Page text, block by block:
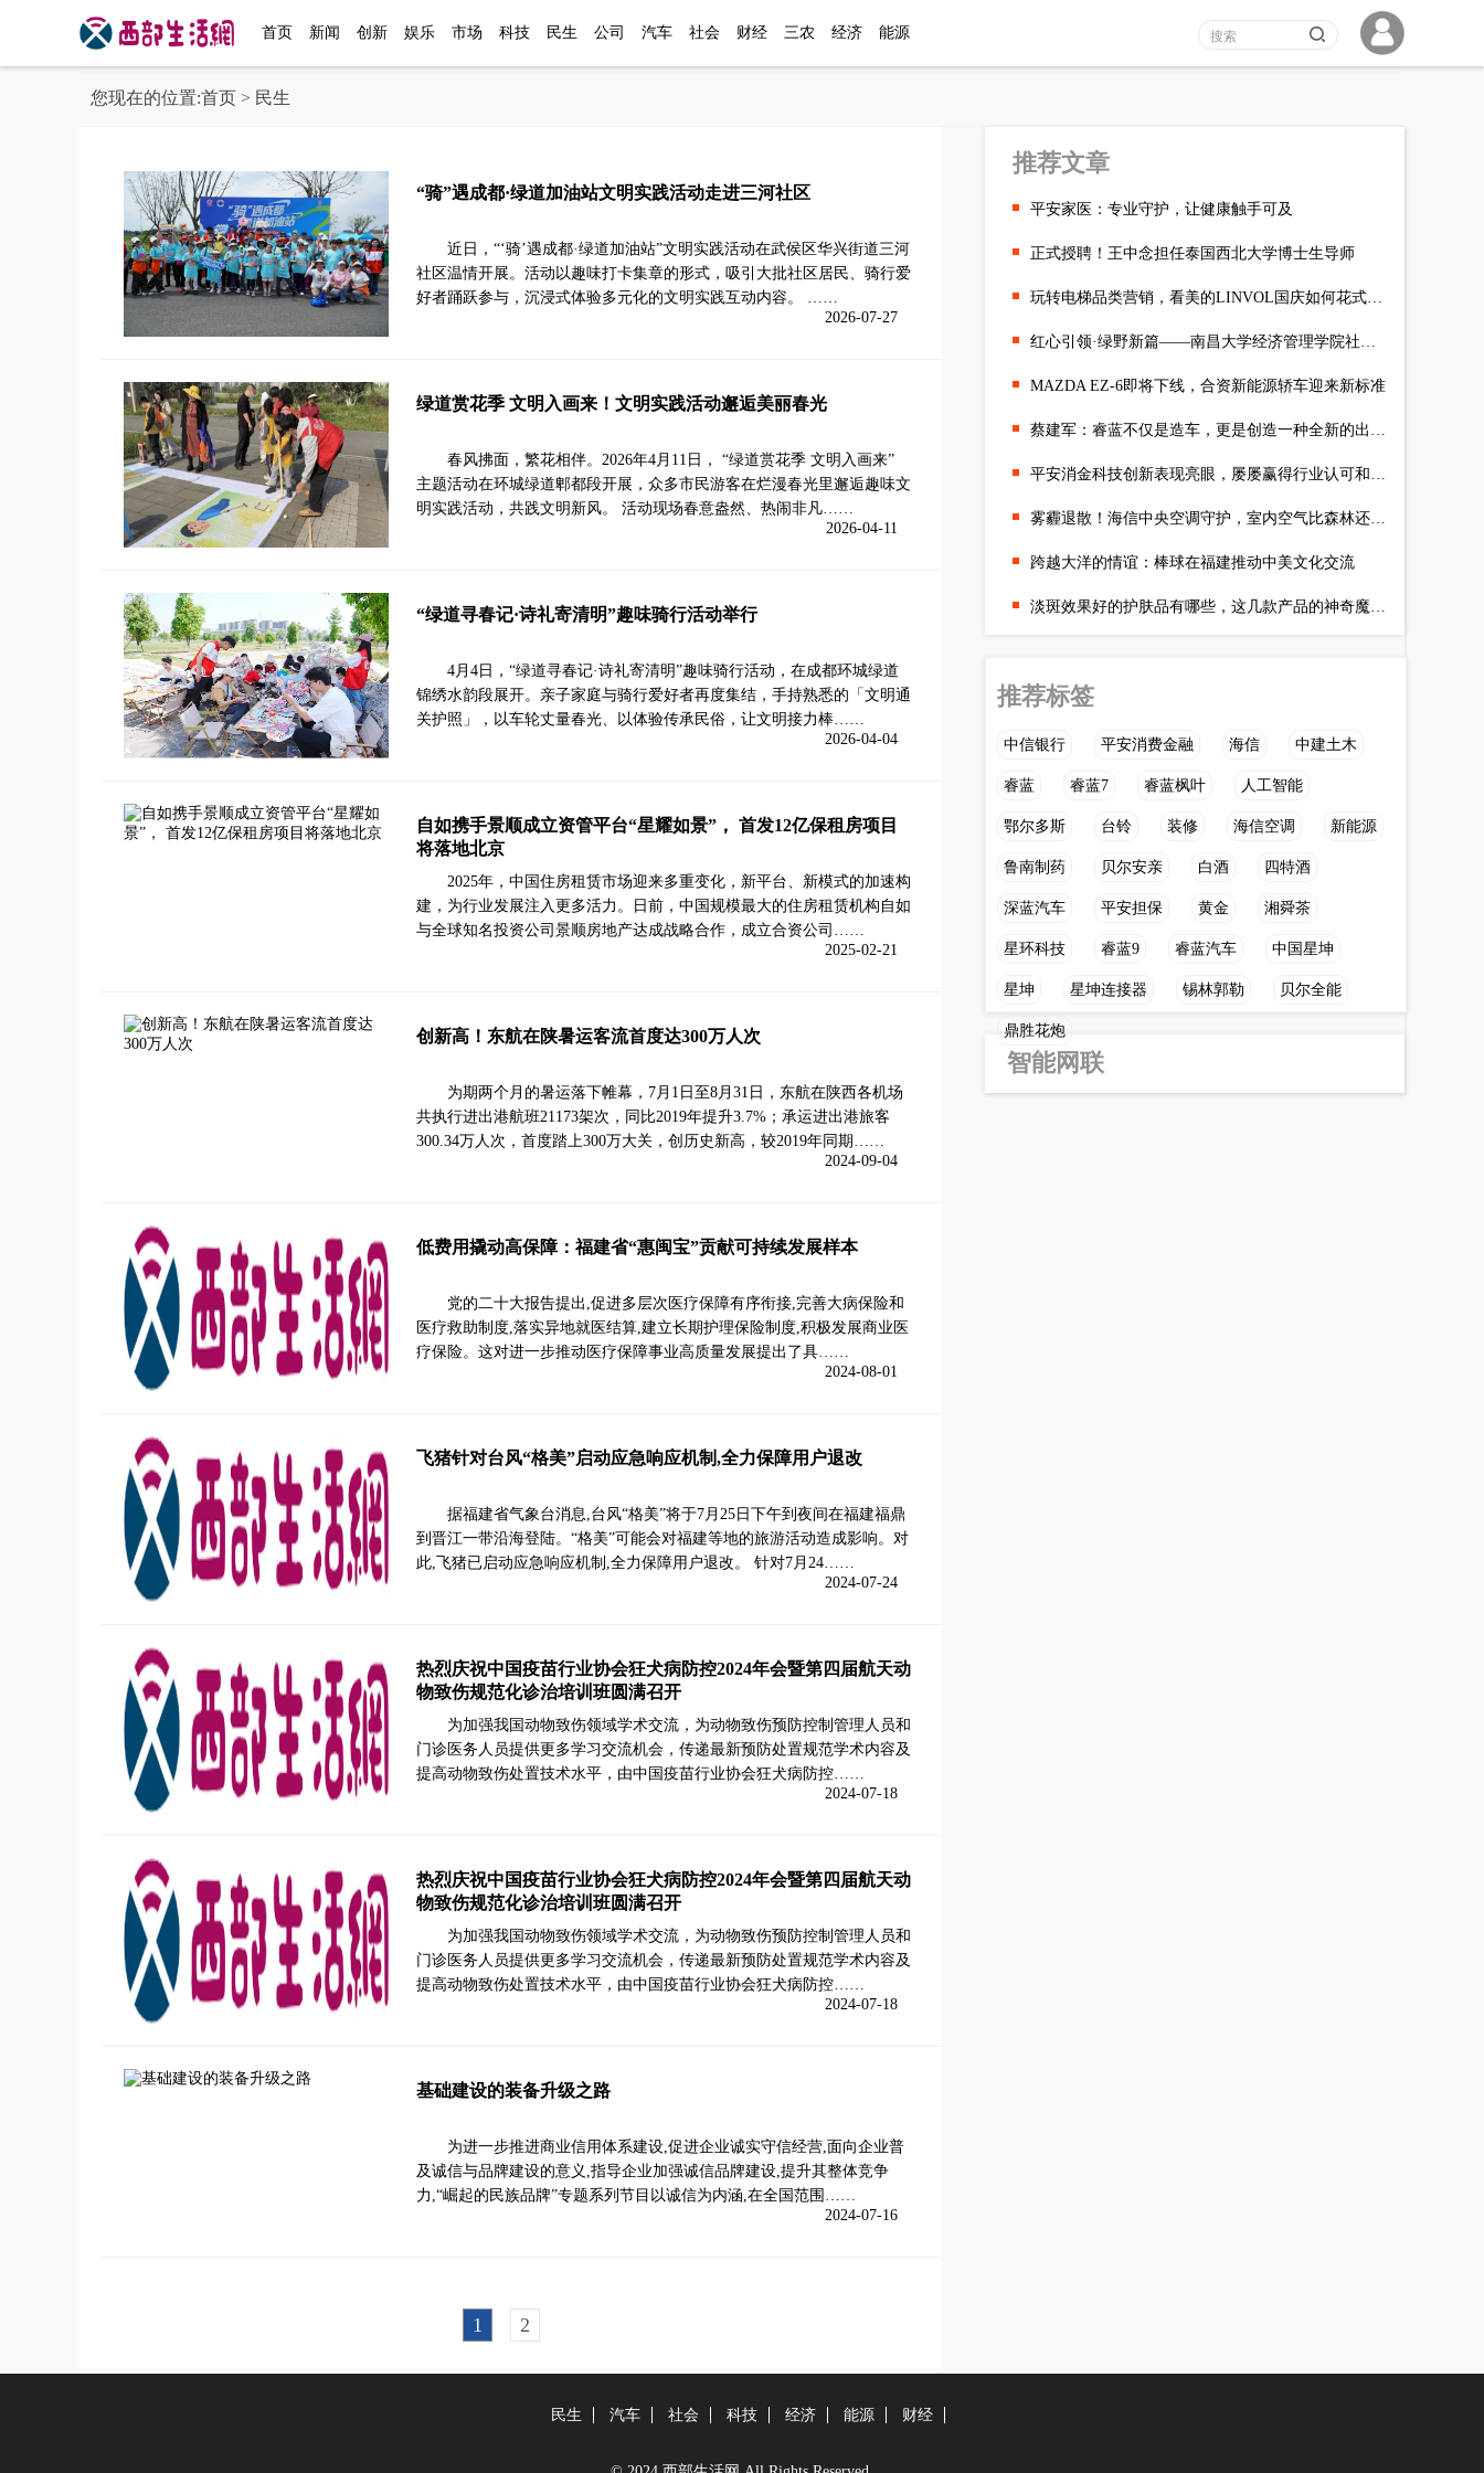
首页 新闻 创新 娱乐 市场 科技 民生 公司 汽车 社会 财经 三农 经济 能源
您现在的位置:首页 > 民生
“骑”遇成都·绿道加油站文明实践活动走进三河社区
近日，“‘骑’遇成都·绿道加油站”文明实践活动在武侯区华兴街道三河
社区温情开展。活动以趣味打卡集章的形式，吸引大批社区居民、骑行爱
好者踊跃参与，沉浸式体验多元化的文明实践互动内容。 ……
2026-07-27
绿道赏花季 文明入画来！文明实践活动邂逅美丽春光
春风拂面，繁花相伴。2026年4月11日， “绿道赏花季 文明入画来”
主题活动在环城绿道郫都段开展，众多市民游客在烂漫春光里邂逅趣味文
明实践活动，共践文明新风。 活动现场春意盎然、热闹非凡……
2026-04-11
“绿道寻春记·诗礼寄清明”趣味骑行活动举行
4月4日，“绿道寻春记·诗礼寄清明”趣味骑行活动，在成都环城绿道
锦绣水韵段展开。亲子家庭与骑行爱好者再度集结，手持熟悉的「文明通
关护照」，以车轮丈量春光、以体验传承民俗，让文明接力棒……
2026-04-04
自如携手景顺成立资管平台“星耀如景”， 首发12亿保租房项目
将落地北京
2025年，中国住房租赁市场迎来多重变化，新平台、新模式的加速构
建，为行业发展注入更多活力。日前，中国规模最大的住房租赁机构自如
与全球知名投资公司景顺房地产达成战略合作，成立合资公司……
2025-02-21
创新高！东航在陕暑运客流首度达300万人次
为期两个月的暑运落下帷幕，7月1日至8月31日，东航在陕西各机场
共执行进出港航班21173架次，同比2019年提升3.7%；承运进出港旅客
300.34万人次，首度踏上300万大关，创历史新高，较2019年同期……
2024-09-04
低费用撬动高保障：福建省“惠闽宝”贡献可持续发展样本
党的二十大报告提出,促进多层次医疗保障有序衔接,完善大病保险和
医疗救助制度,落实异地就医结算,建立长期护理保险制度,积极发展商业医
疗保险。这对进一步推动医疗保障事业高质量发展提出了具……
2024-08-01
飞猪针对台风“格美”启动应急响应机制,全力保障用户退改
据福建省气象台消息,台风“格美”将于7月25日下午到夜间在福建福鼎
到晋江一带沿海登陆。“格美”可能会对福建等地的旅游活动造成影响。对
此,飞猪已启动应急响应机制,全力保障用户退改。 针对7月24……
2024-07-24
热烈庆祝中国疫苗行业协会狂犬病防控2024年会暨第四届航天动
物致伤规范化诊治培训班圆满召开
为加强我国动物致伤领域学术交流，为动物致伤预防控制管理人员和
门诊医务人员提供更多学习交流机会，传递最新预防处置规范学术内容及
提高动物致伤处置技术水平，由中国疫苗行业协会狂犬病防控……
2024-07-18
热烈庆祝中国疫苗行业协会狂犬病防控2024年会暨第四届航天动
物致伤规范化诊治培训班圆满召开
为加强我国动物致伤领域学术交流，为动物致伤预防控制管理人员和
门诊医务人员提供更多学习交流机会，传递最新预防处置规范学术内容及
提高动物致伤处置技术水平，由中国疫苗行业协会狂犬病防控……
2024-07-18
基础建设的装备升级之路
为进一步推进商业信用体系建设,促进企业诚实守信经营,面向企业普
及诚信与品牌建设的意义,指导企业加强诚信品牌建设,提升其整体竞争
力,“崛起的民族品牌”专题系列节目以诚信为内涵,在全国范围……
2024-07-16
1 2
推荐文章
平安家医：专业守护，让健康触手可及
正式授聘！王中念担任泰国西北大学博士生导师
玩转电梯品类营销，看美的LINVOL国庆如何花式整活?
红心引领·绿野新篇——南昌大学经济管理学院社会实践队深入吉安市
MAZDA EZ-6即将下线，合资新能源轿车迎来新标准
蔡建军：睿蓝不仅是造车，更是创造一种全新的出行体验
平安消金科技创新表现亮眼，屡屡赢得行业认可和肯定
雾霾退散！海信中央空调守护，室内空气比森林还清新
跨越大洋的情谊：棒球在福建推动中美文化交流
淡斑效果好的护肤品有哪些，这几款产品的神奇魔力让斑点消失
推荐标签
中信银行 平安消费金融 海信 中建土木
睿蓝 睿蓝7 睿蓝枫叶 人工智能
鄂尔多斯 台铃 装修 海信空调 新能源
鲁南制药 贝尔安亲 白酒 四特酒
深蓝汽车 平安担保 黄金 湘舜茶
星环科技 睿蓝9 睿蓝汽车 中国星坤
星坤 星坤连接器 锡林郭勒 贝尔全能
鼎胜花炮
智能网联
民生 汽车 社会 科技 经济 能源 财经